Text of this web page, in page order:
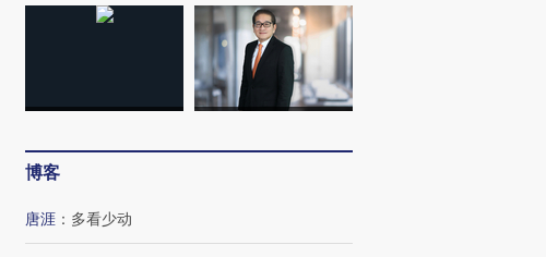
博客
唐涯 ： 多看少动